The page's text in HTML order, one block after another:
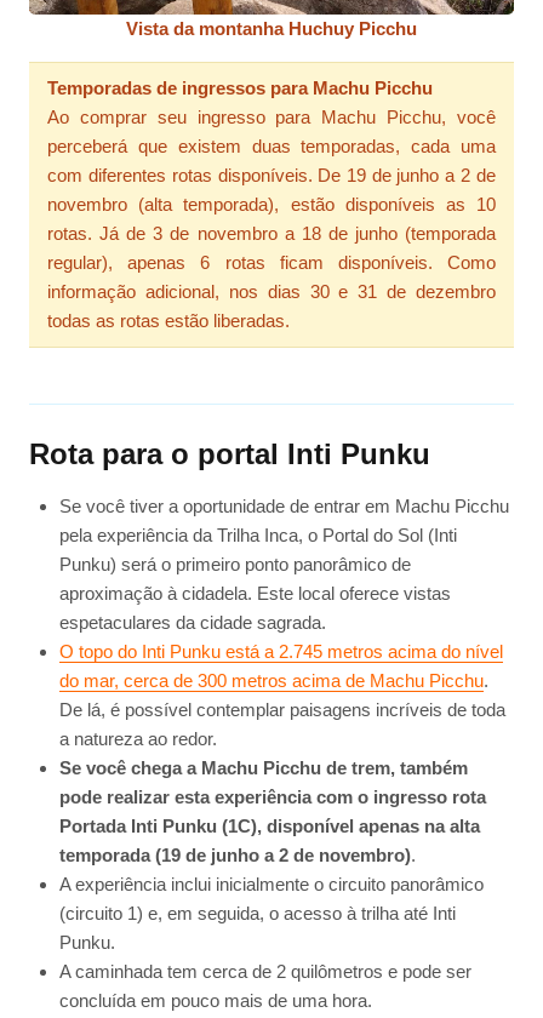
Vista da montanha Huchuy Picchu
Temporadas de ingressos para Machu Picchu
Ao comprar seu ingresso para Machu Picchu, você
perceberá que existem duas temporadas, cada uma
com diferentes rotas disponíveis. De 19 de junho a 2 de
novembro (alta temporada), estão disponíveis as 10
rotas. Já de 3 de novembro a 18 de junho (temporada
regular), apenas 6 rotas ficam disponíveis. Como
informação adicional, nos dias 30 e 31 de dezembro
todas as rotas estão liberadas.
Rota para o portal Inti Punku
Se você tiver a oportunidade de entrar em Machu Picchu
pela experiência da Trilha Inca, o Portal do Sol (Inti
Punku) será o primeiro ponto panorâmico de
aproximação à cidadela. Este local oferece vistas
espetaculares da cidade sagrada.
O topo do Inti Punku está a 2.745 metros acima do nível
do mar, cerca de 300 metros acima de Machu Picchu.
De lá, é possível contemplar paisagens incríveis de toda
a natureza ao redor.
Se você chega a Machu Picchu de trem, também
pode realizar esta experiência com o ingresso rota
Portada Inti Punku (1C), disponível apenas na alta
temporada (19 de junho a 2 de novembro).
A experiência inclui inicialmente o circuito panorâmico
(circuito 1) e, em seguida, o acesso à trilha até Inti
Punku.
A caminhada tem cerca de 2 quilômetros e pode ser
concluída em pouco mais de uma hora.